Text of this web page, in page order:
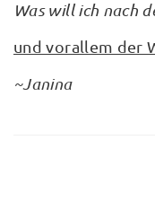
Was will ich nach
und vorallem der
~Janina